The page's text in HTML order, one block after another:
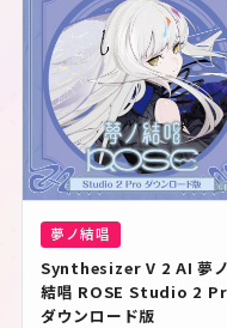
夢ノ結唱
Synthesizer V 2 AI 夢ノ
結唱 ROSE Studio 2
ダウンロード版